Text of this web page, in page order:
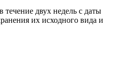
двух недель с даты
их исходного вида и